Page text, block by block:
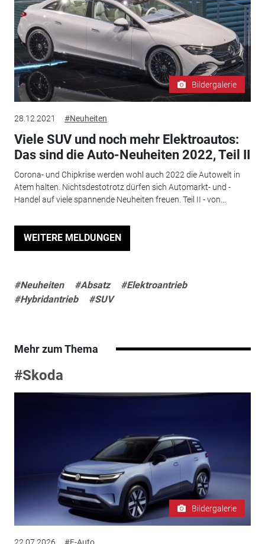
Bildergalerie
28.12.2021 #Neuheiten
Viele SUV und noch mehr Elektroautos:
Das sind die Auto-Neuheiten 2022, Teil II
Corona- und Chipkrise werden wohl auch 2022 die Autowelt in
Atem halten. Nichtsdestotrotz dürfen sich Automarkt- und -
Handel auf viele spannende Neuheiten freuen. Teil II - von...
WEITERE MELDUNGEN
#Neuheiten #Absatz
#Elektroantrieb
#Hybridantrieb
#SUV
Mehr zum Thema
#Skoda
Bildergalerie